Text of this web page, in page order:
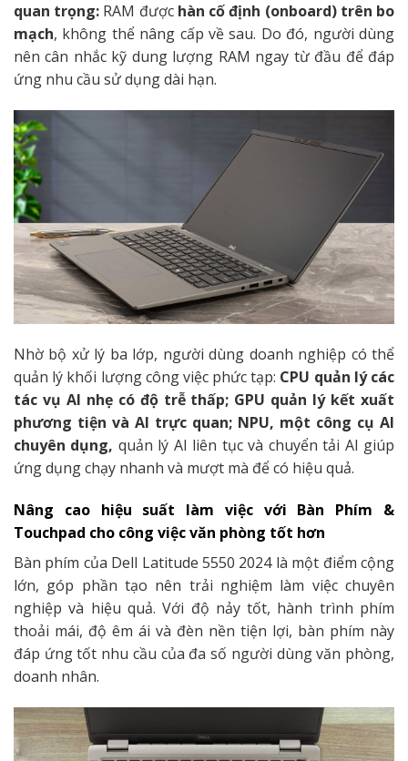
quan trọng: RAM được hàn cố định (onboard) trên bo
mạch, không thể nâng cấp về sau. Do đó, người dùng
nên cân nhắc kỹ dung lượng RAM ngay từ đầu để đáp
ứng nhu cầu sử dụng dài hạn.
Nhờ bộ xử lý ba lớp, người dùng doanh nghiệp có thể
quản lý khối lượng công việc phức tạp: CPU quản lý các
tác vụ AI nhẹ có độ trễ thấp; GPU quản lý kết xuất
phương tiện và AI trực quan; NPU, một công cụ AI
chuyên dụng, quản lý AI liên tục và chuyển tải AI giúp
ứng dụng chạy nhanh và mượt mà để có hiệu quả.
Nâng cao hiệu suất làm việc với Bàn Phím &
Touchpad cho công việc văn phòng tốt hơn
Bàn phím của Dell Latitude 5550 2024 là một điểm cộng
lớn, góp phần tạo nên trải nghiệm làm việc chuyên
nghiệp và hiệu quả. Với độ nảy tốt, hành trình phím
thoải mái, độ êm ái và đèn nền tiện lợi, bàn phím này
đáp ứng tốt nhu cầu của đa số người dùng văn phòng,
doanh nhân.